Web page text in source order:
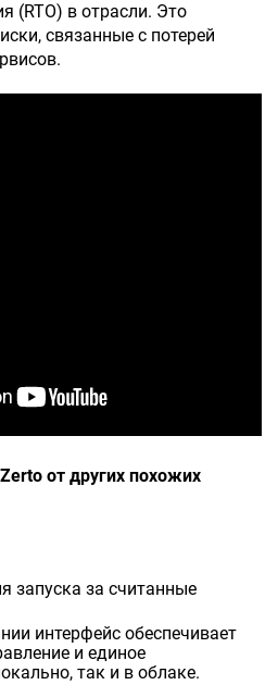
(RTO) в отрасли. Это
связанные с потерей
от других похожих
запуска за считанные
интерфейс обеспечивает
и единое
так и в облаке.